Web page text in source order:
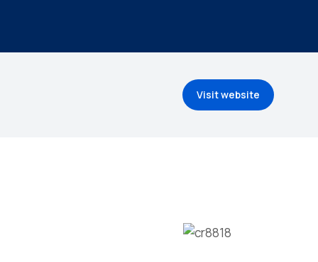
Visit website